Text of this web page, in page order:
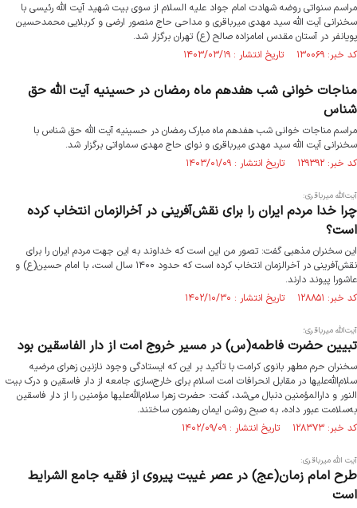
مراسم سنواتی روضه شهادت امام جواد علیه السلام از سوی بیت شهید آیت الله رئیسی با
سخنرانی آیت الله سید مهدی میرباقری و مداحی حاج منصور ارضی و کربلایی محمدحسین
پویانفر در آستان مقدس امامزاده صالح (ع) تهران برگزار شد.
کد خبر: ۱۳۰۰۶۹ تاریخ انتشار : ۱۴۰۳/۰۳/۱۹
مناجات خوانی شب هفدهم ماه رمضان در حسینیه آیت الله حق
شناس
مراسم مناجات خوانی شب هفدهم ماه مبارک رمضان در حسینیه آیت الله حق شناس با
سخنرانی آیت الله سید مهدی میرباقری و نوای حاج مهدی سماواتی برگزار شد.
کد خبر: ۱۲۹۳۹۲ تاریخ انتشار : ۱۴۰۳/۰۱/۰۹
آیت‌الله میرباقری:
چرا خدا مردم ایران را برای نقش‌آفرینی در آخرالزمان انتخاب کرده
است؟
این سخنران مذهبی گفت: تصور من این است که خداوند به این جهت مردم ایران را برای
نقش‌آفرینی در آخرالزمان انتخاب کرده است که حدود ۱۴۰۰ سال است، با امام حسین(ع) و
عاشورا پیوند دارند.
کد خبر: ۱۲۸۸۵۱ تاریخ انتشار : ۱۴۰۲/۱۰/۳۰
آیت‌الله میرباقری؛
تبیین حضرت فاطمه(س) در مسیر خروج امت از دار الفاسقین بود
سخنران حرم مطهر بانوی کرامت با تأکید بر این که ایستادگی وجود نازنین زهرای مرضیه
سلام‌الله‌علیها در مقابل انحرافات امت اسلام برای خارج‌سازی جامعه از دار فاسقین و درک بیت
النور و دارالمؤمنین دنبال می‌شد، گفت: حضرت زهرا سلام‌الله‌علیها مؤمنین را از دار فاسقین
به‌سلامت عبور داده، به صبح روشن ایمان رهنمون ساختند.
کد خبر: ۱۲۸۳۷۳ تاریخ انتشار : ۱۴۰۲/۰۹/۰۹
آیت الله میرباقری:
طرح امام زمان(عج) در عصر غیبت پیروی از فقیه جامع الشرایط
است